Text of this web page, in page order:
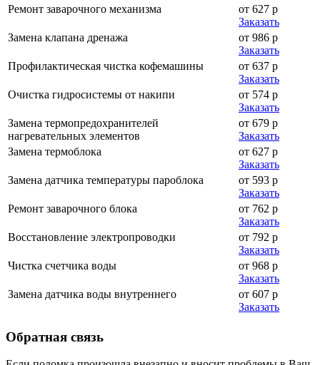
Ремонт заварочного механизма
от 627 р
Заказать
Замена клапана дренажа
от 986 р
Заказать
Профилактическая чистка кофемашины
от 637 р
Заказать
Очистка гидросистемы от накипи
от 574 р
Заказать
Замена термопредохранителей
нагревательных элементов
от 679 р
Заказать
Замена термоблока
от 627 р
Заказать
Замена датчика температуры пароблока
от 593 р
Заказать
Ремонт заварочного блока
от 762 р
Заказать
Восстановление электропроводки
от 792 р
Заказать
Чистка счетчика воды
от 968 р
Заказать
Замена датчика воды внутреннего
от 607 р
Заказать
Обратная связь